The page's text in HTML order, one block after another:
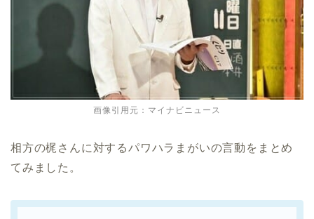
画像引用元：マイナビニュース
相方の梶さんに対するパワハラまがいの言動をまとめ
てみました。